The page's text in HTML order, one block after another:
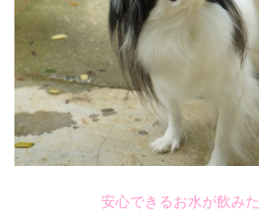
安心できるお水が飲み